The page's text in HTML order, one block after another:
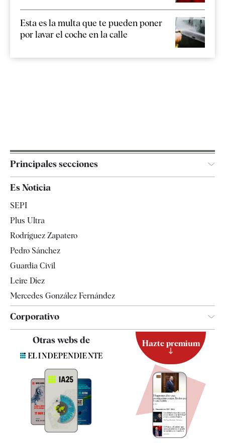
Esta es la multa que te pueden poner
por lavar el coche en la calle
Principales secciones
España
Televisión
Es Noticia
SEPI
Plus Ultra
Rodríguez Zapatero
Pedro Sánchez
Guardia Civil
Leire Díez
Mercedes González Fernández
Corporativo
Contacto
Quiénes somos
Especificaciones
Otras webs de Hazte premium